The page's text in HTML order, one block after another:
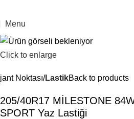
Menu
Click to enlarge
jant Noktası LastikBack to products
205/40R17 MİLESTONE
SPORT Yaz Lastiği